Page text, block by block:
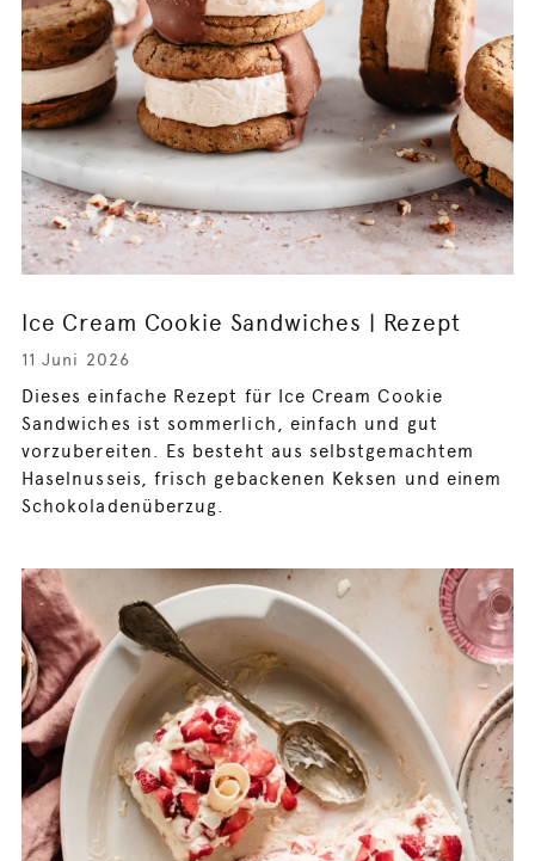
Ice Cream Cookie Sandwiches | Rezept
11 Juni 2026
Dieses einfache Rezept für Ice Cream Cookie
Sandwiches ist sommerlich, einfach und gut
vorzubereiten. Es besteht aus selbstgemachtem
Haselnusseis, frisch gebackenen Keksen und einem
Schokoladenüberzug.